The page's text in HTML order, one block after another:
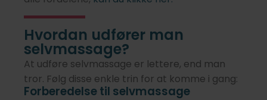
Hvordan udfører man
selvmassage?
At udføre selvmassage er lettere, end man
tror. Følg disse enkle trin for at komme i gang:
Forberedelse til selvmassage